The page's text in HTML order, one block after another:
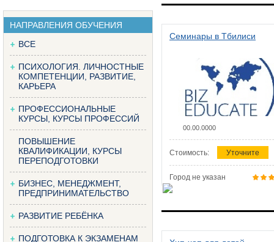
НАПРАВЛЕНИЯ ОБУЧЕНИЯ
ВСЕ
ПСИХОЛОГИЯ. ЛИЧНОСТНЫЕ
КОМПЕТЕНЦИИ, РАЗВИТИЕ,
КАРЬЕРА
ПРОФЕССИОНАЛЬНЫЕ
КУРСЫ, КУРСЫ ПРОФЕССИЙ
ПОВЫШЕНИЕ
КВАЛИФИКАЦИИ, КУРСЫ
ПЕРЕПОДГОТОВКИ
БИЗНЕС, МЕНЕДЖМЕНТ,
ПРЕДПРИНИМАТЕЛЬСТВО
РАЗВИТИЕ РЕБЁНКА
ПОДГОТОВКА К ЭКЗАМЕНАМ
Семинары в Тбилиси
00.00.0000
Стоимость: Уточните
Город не указан